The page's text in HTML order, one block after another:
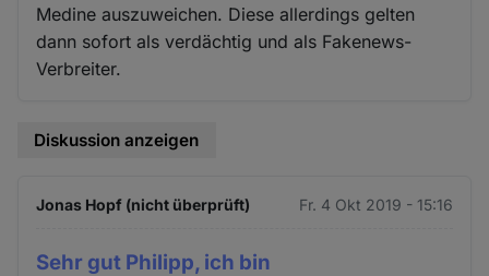
Medine auszuweichen. Diese allerdings gelten
dann sofort als verdächtig und als Fakenews-
Verbreiter.
Diskussion anzeigen
Jonas Hopf (nicht überprüft) Fr. 4 Okt 2019 - 15:16
Sehr gut Philipp, ich bin